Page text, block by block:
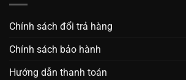
Chính sách đổi trả hàng
Chính sách bảo hành
Hướng dẫn thanh toán